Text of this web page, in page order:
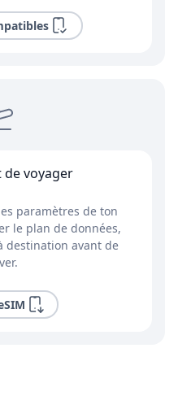
de voyager
paramètres de ton
le plan de données,
destination avant de